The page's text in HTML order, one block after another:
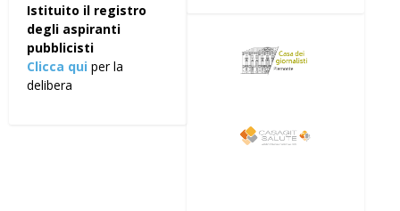
Istituito il registro
degli aspiranti
pubblicisti
Clicca qui per la
delibera